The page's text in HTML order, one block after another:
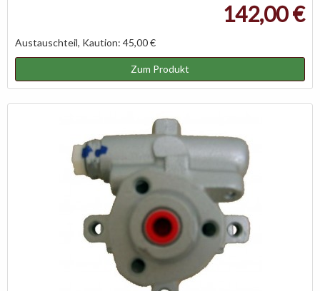
142,00 €
Austauschteil, Kaution: 45,00 €
Zum Produkt